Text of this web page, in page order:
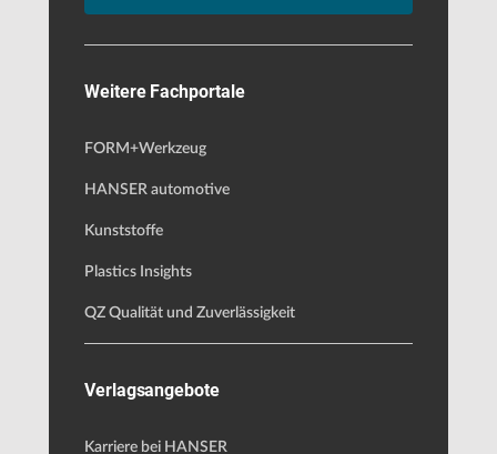
Weitere Fachportale
FORM+Werkzeug
HANSER automotive
Kunststoffe
Plastics Insights
QZ Qualität und Zuverlässigkeit
Verlagsangebote
Karriere bei HANSER